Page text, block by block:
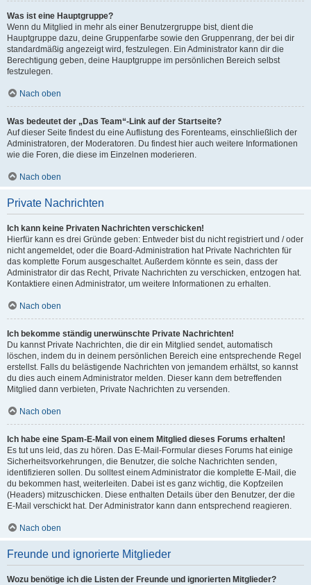
Was ist eine Hauptgruppe?
Wenn du Mitglied in mehr als einer Benutzergruppe bist, dient die
Hauptgruppe dazu, deine Gruppenfarbe sowie den Gruppenrang, der bei dir
standardmäßig angezeigt wird, festzulegen. Ein Administrator kann dir die
Berechtigung geben, deine Hauptgruppe im persönlichen Bereich selbst
festzulegen.
Nach oben
Was bedeutet der „Das Team“-Link auf der Startseite?
Auf dieser Seite findest du eine Auflistung des Forenteams, einschließlich der
Administratoren, der Moderatoren. Du findest hier auch weitere Informationen
wie die Foren, die diese im Einzelnen moderieren.
Nach oben
Private Nachrichten
Ich kann keine Privaten Nachrichten verschicken!
Hierfür kann es drei Gründe geben: Entweder bist du nicht registriert und / oder
nicht angemeldet, oder die Board-Administration hat Private Nachrichten für
das komplette Forum ausgeschaltet. Außerdem könnte es sein, dass der
Administrator dir das Recht, Private Nachrichten zu verschicken, entzogen hat.
Kontaktiere einen Administrator, um weitere Informationen zu erhalten.
Nach oben
Ich bekomme ständig unerwünschte Private Nachrichten!
Du kannst Private Nachrichten, die dir ein Mitglied sendet, automatisch
löschen, indem du in deinem persönlichen Bereich eine entsprechende Regel
erstellst. Falls du belästigende Nachrichten von jemandem erhältst, so kannst
du dies auch einem Administrator melden. Dieser kann dem betreffenden
Mitglied dann verbieten, Private Nachrichten zu versenden.
Nach oben
Ich habe eine Spam-E-Mail von einem Mitglied dieses Forums erhalten!
Es tut uns leid, das zu hören. Das E-Mail-Formular dieses Forums hat einige
Sicherheitsvorkehrungen, die Benutzer, die solche Nachrichten senden,
identifizieren sollen. Du solltest einem Administrator die komplette E-Mail, die
du bekommen hast, weiterleiten. Dabei ist es ganz wichtig, die Kopfzeilen
(Headers) mitzuschicken. Diese enthalten Details über den Benutzer, der die
E-Mail verschickt hat. Der Administrator kann dann entsprechend reagieren.
Nach oben
Freunde und ignorierte Mitglieder
Wozu benötige ich die Listen der Freunde und ignorierten Mitglieder?